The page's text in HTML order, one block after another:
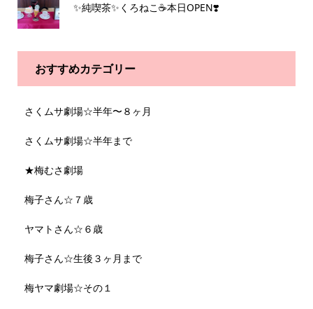
✨純喫茶✨くろねこ☕️本日OPEN❣️
おすすめカテゴリー
さくムサ劇場☆半年〜８ヶ月
さくムサ劇場☆半年まで
★梅むさ劇場
梅子さん☆７歳
ヤマトさん☆６歳
梅子さん☆生後３ヶ月まで
梅ヤマ劇場☆その１